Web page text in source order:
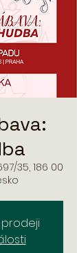
35, 186 00